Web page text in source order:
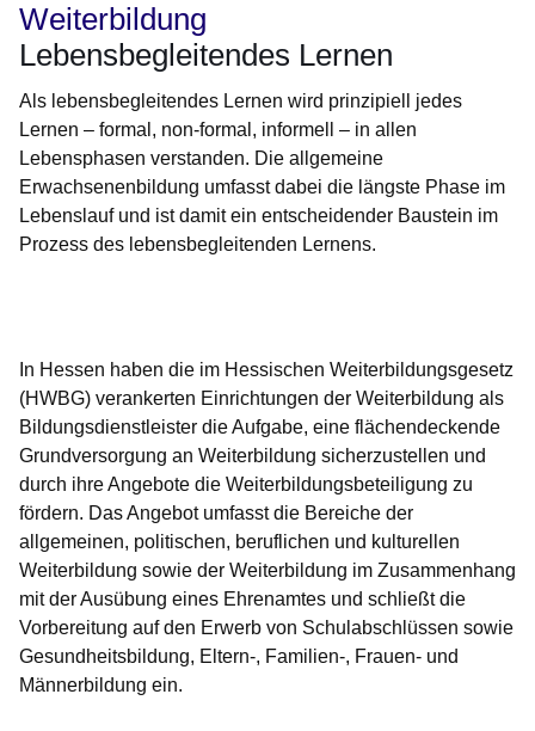
Weiterbildung
Lebensbegleitendes Lernen
Als lebensbegleitendes Lernen wird prinzipiell jedes
Lernen – formal, non-formal, informell – in allen
Lebensphasen verstanden. Die allgemeine
Erwachsenenbildung umfasst dabei die längste Phase im
Lebenslauf und ist damit ein entscheidender Baustein im
Prozess des lebensbegleitenden Lernens.
In Hessen haben die im Hessischen Weiterbildungsgesetz
(HWBG) verankerten Einrichtungen der Weiterbildung als
Bildungsdienstleister die Aufgabe, eine flächendeckende
Grundversorgung an Weiterbildung sicherzustellen und
durch ihre Angebote die Weiterbildungsbeteiligung zu
fördern. Das Angebot umfasst die Bereiche der
allgemeinen, politischen, beruflichen und kulturellen
Weiterbildung sowie der Weiterbildung im Zusammenhang
mit der Ausübung eines Ehrenamtes und schließt die
Vorbereitung auf den Erwerb von Schulabschlüssen sowie
Gesundheitsbildung, Eltern-, Familien-, Frauen- und
Männerbildung ein.